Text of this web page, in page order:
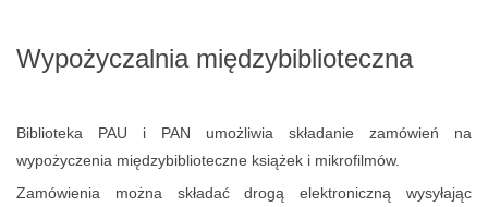
Wypożyczalnia międzybiblioteczna
Biblioteka PAU i PAN umożliwia składanie zamówień na
wypożyczenia międzybiblioteczne książek i mikrofilmów.
Zamówienia można składać drogą elektroniczną wysyłając